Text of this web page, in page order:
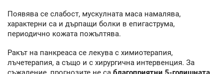
Появява се слабост, мускулната маса намалява,
характерни са и дърпащи болки в епигаструма,
периодично кожата пожълтява.
Ракът на панкреаса се лекува с химиотерапия,
лъчетерапия, а също и с хирургична интервенция. За